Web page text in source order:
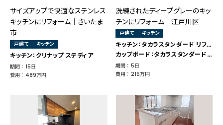
サイズアップで快適なステンレス
キッチンにリフォーム｜さいたま
市
戸建て キッチン
キッチン：クリナップ ステディア
期間 ： 15日
費用 ： 489万円
洗練されたディープグレーのキッ
チンにリフォーム｜江戸川区
戸建て キッチン
キッチン：タカラスタンダード リフィット
カップボード：タカラスタンダード リフィット
期間 ： 5日
費用 ： 215万円